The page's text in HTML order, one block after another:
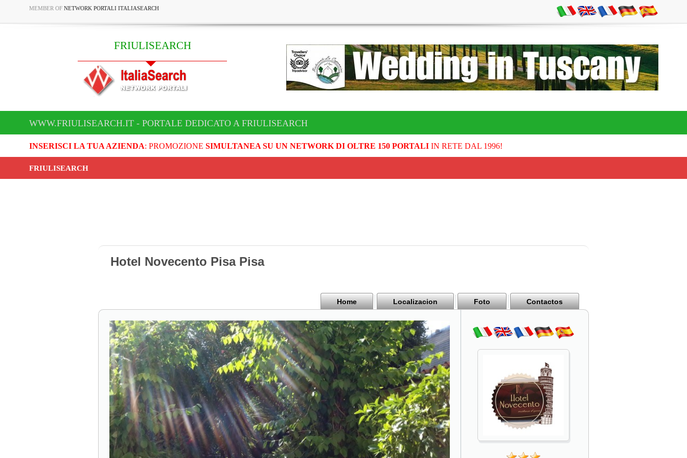
MEMBER OF NETWORK PORTALI ITALIASEARCH
FRIULISEARCH
WWW.FRIULISEARCH.IT - PORTALE DEDICATO A FRIULISEARCH
INSERISCI LA TUA AZIENDA: PROMOZIONE SIMULTANEA SU UN NETWORK DI OLTRE 150 PORTALIIN RETE DAL 1996!
FRIULISEARCH
Hotel Novecento Pisa Pisa
Home Localizacion Foto Contactos